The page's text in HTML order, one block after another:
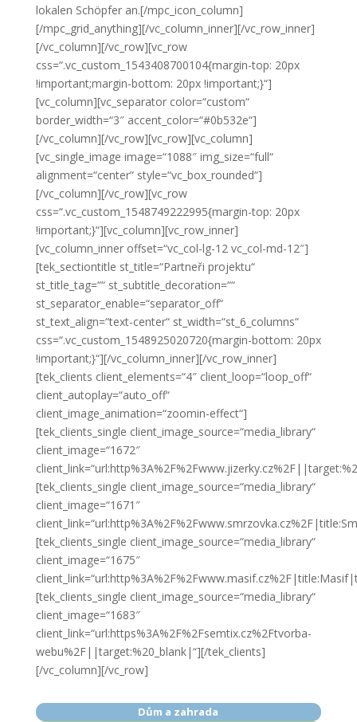
lokalen Schöpfer an.[/mpc_icon_column]
[/mpc_grid_anything][/vc_column_inner][/vc_row_inner]
[/vc_column][/vc_row][vc_row
css=“.vc_custom_1543408700104{margin-top: 20px
!important;margin-bottom: 20px !important;}“]
[vc_column][vc_separator color=“custom“
border_width=“3″ accent_color=“#0b532e“]
[/vc_column][/vc_row][vc_row][vc_column]
[vc_single_image image=“1088″ img_size=“full“
alignment=“center“ style=“vc_box_rounded“]
[/vc_column][/vc_row][vc_row
css=“.vc_custom_1548749222995{margin-top: 20px
!important;}“][vc_column][vc_row_inner]
[vc_column_inner offset=“vc_col-lg-12 vc_col-md-12″]
[tek_sectiontitle st_title=“Partneři projektu“
st_title_tag=““ st_subtitle_decoration=““
st_separator_enable=“separator_off“
st_text_align=“text-center“ st_width=“st_6_columns“
css=“.vc_custom_1548925020720{margin-bottom: 20px
!important;}“][/vc_column_inner][/vc_row_inner]
[tek_clients client_elements=“4″ client_loop=“loop_off“
client_autoplay=“auto_off“
client_image_animation=“zoomin-effect“]
[tek_clients_single client_image_source=“media_library“
client_image=“1672″
[tek_clients_single client_image_source=“media_library“
client_image=“1671″
[tek_clients_single client_image_source=“media_library“
client_image=“1675″
[tek_clients_single client_image_source=“media_library“
client_image=“1683″
client_link=“url:https%3A%2F%2Fsemtix.cz%2Ftvorba-
webu%2F||target:%20_blank|“][/tek_clients]
[/vc_column][/vc_row]
Dům a zahrada